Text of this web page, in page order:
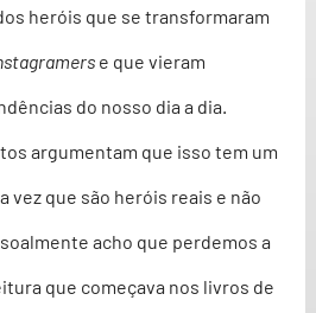
heróis que se transformaram
e que vieram
do nosso dia a dia.
argumentam que isso tem um
vez que são heróis reais e não
acho que perdemos a
que começava nos livros de